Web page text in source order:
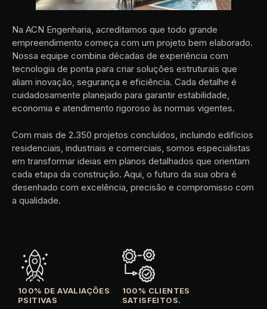
Na ACN Engenharia, acreditamos que todo grande
empreendimento começa com um projeto bem elaborado.
Nossa equipe combina décadas de experiência com
tecnologia de ponta para criar soluções estruturais que
aliam inovação, segurança e eficiência. Cada detalhe é
cuidadosamente planejado para garantir estabilidade,
economia e atendimento rigoroso às normas vigentes.
Com mais de 2.350 projetos concluídos, incluindo edifícios
residenciais, industriais e comerciais, somos especialistas
em transformar ideias em planos detalhados que orientam
cada etapa da construção. Aqui, o futuro da sua obra é
desenhado com excelência, precisão e compromisso com
a qualidade.
100% DE AVALIAÇÕES
PSITIVAS
100% CLIENTES
SATISFEITOS.